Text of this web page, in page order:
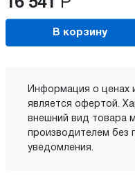
16 541 Р
В корзину
Информация о ценах
является офертой.
внешний вид товара
производителем без
уведомления.